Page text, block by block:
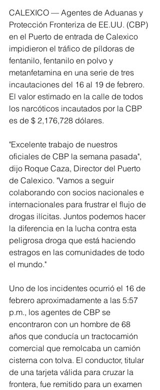
CALEXICO — Agentes de Aduanas y
Protección Fronteriza de EE.UU. (CBP)
en el Puerto de entrada de Calexico
impidieron el tráfico de píldoras de
fentanilo, fentanilo en polvo y
metanfetamina en una serie de tres
incautaciones del 16 al 19 de febrero.
El valor estimado en la calle de todos
los narcóticos incautados por la CBP
es de $ 2,176,728 dólares.
"Excelente trabajo de nuestros
oficiales de CBP la semana pasada",
dijo Roque Caza, Director del Puerto
de Calexico. "Vamos a seguir
colaborando con socios nacionales e
internacionales para frustrar el flujo de
drogas ilícitas. Juntos podemos hacer
la diferencia en la lucha contra esta
peligrosa droga que está haciendo
estragos en las comunidades de todo
el mundo."
Uno de los incidentes ocurrió el 16 de
febrero aproximadamente a las 5:57
p.m., los agentes de CBP se
encontraron con un hombre de 68
años que conducía un tractocamión
comercial que remolcaba un camión
cisterna con tolva. El conductor, titular
de una tarjeta válida para cruzar la
frontera, fue remitido para un examen